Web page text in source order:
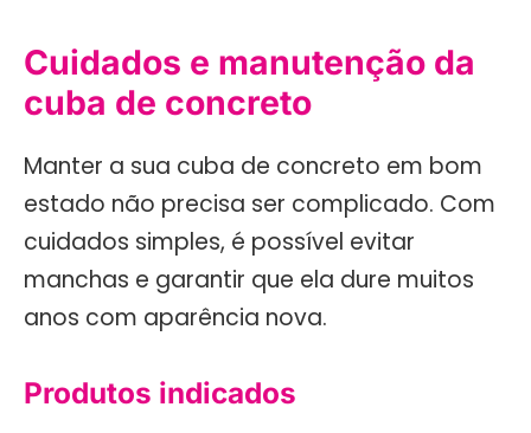
Cuidados e manutenção da
cuba de concreto
Manter a sua cuba de concreto em bom
estado não precisa ser complicado. Com
cuidados simples, é possível evitar
manchas e garantir que ela dure muitos
anos com aparência nova.
Produtos indicados